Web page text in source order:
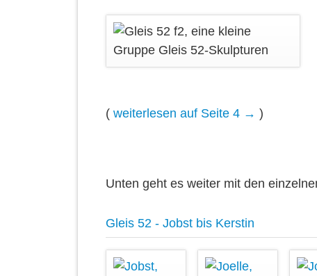
( weiterlesen auf Seite 4 → )
Unten geht es weiter mit den
Gleis 52 - Jobst bis Kerstin